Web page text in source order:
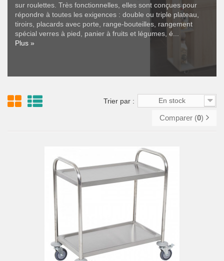
sur roulettes. Très fonctionnelles, elles sont conçues pour
répondre à toutes les exigences : double ou triple plateau,
tiroirs, placards avec porte, range-bouteilles, rangement
spécial verres à pied, panier à fruits et légumes, é...
Plus »
Trier par : En stock
Comparer (0)